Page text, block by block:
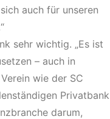
auch für unseren
sehr wichtig. „Es ist
– auch in
wie der SC
Privatbank
darum,